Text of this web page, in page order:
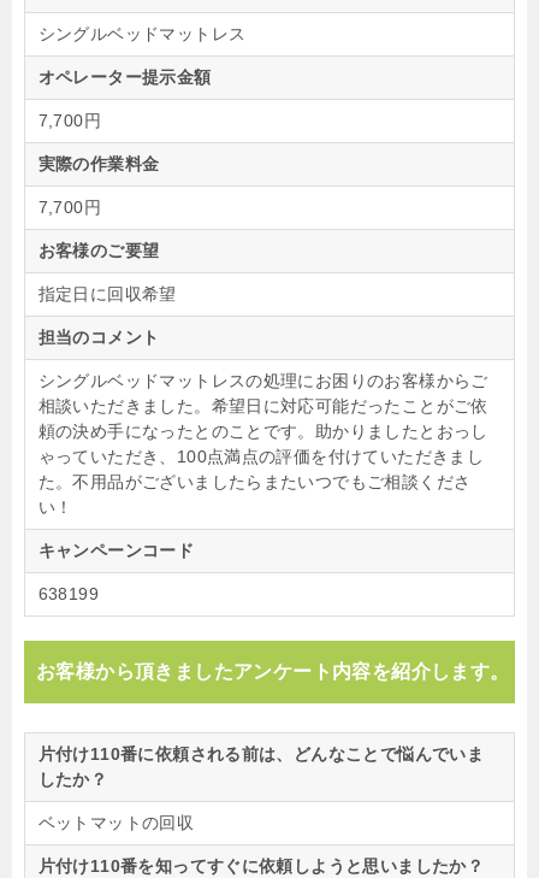
シングルベッドマットレス
オペレーター提示金額
7,700円
実際の作業料金
7,700円
お客様のご要望
指定日に回収希望
担当のコメント
シングルベッドマットレスの処理にお困りのお客様からご
相談いただきました。希望日に対応可能だったことがご依
頼の決め手になったとのことです。助かりましたとおっし
ゃっていただき、100点満点の評価を付けていただきまし
た。不用品がございましたらまたいつでもご相談くださ
い！
キャンペーンコード
638199
お客様から頂きましたアンケート内容を紹介します。
片付け110番に依頼される前は、どんなことで悩んでいま
したか？
ベットマットの回収
片付け110番を知ってすぐに依頼しようと思いましたか？